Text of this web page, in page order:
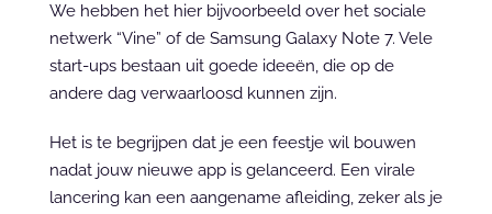
We hebben het hier bijvoorbeeld over het sociale
netwerk “Vine” of de Samsung Galaxy Note 7. Vele
start-ups bestaan uit goede ideeën, die op de
andere dag verwaarloosd kunnen zijn.
Het is te begrijpen dat je een feestje wil bouwen
nadat jouw nieuwe app is gelanceerd. Een virale
lancering kan een aangename afleiding, zeker als je